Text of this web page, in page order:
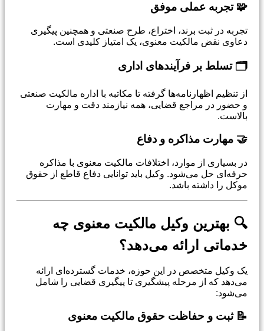
🧩 تجربه عملی موفق
تجربه در ثبت برند، اختراع، طرح صنعتی و همچنین پیگیری
دعاوی نقض مالکیت معنوی، یک امتیاز کلیدی است.
🗂️ تسلط بر فرآیندهای اداری
از تنظیم اظهارنامه‌ها گرفته تا مکاتبه با اداره مالکیت صنعتی
و حضور در مراجع قضایی، همه نیازمند دقت و مهارت
بالاست.
🤝 مهارت مذاکره و دفاع
در بسیاری از موارد، اختلافات مالکیت معنوی با مذاکره
حرفه‌ای حل می‌شود. وکیل باید توانایی دفاع قاطع از حقوق
موکل را داشته باشد.
🔍 بهترین وکیل مالکیت معنوی چه
خدماتی ارائه می‌دهد؟
یک وکیل متخصص در این حوزه، خدمات گسترده‌ای ارائه
می‌دهد که از مرحله پیشگیری تا پیگیری قضایی را شامل
می‌شود:
📝 ثبت و حفاظت حقوق مالکیت معنوی